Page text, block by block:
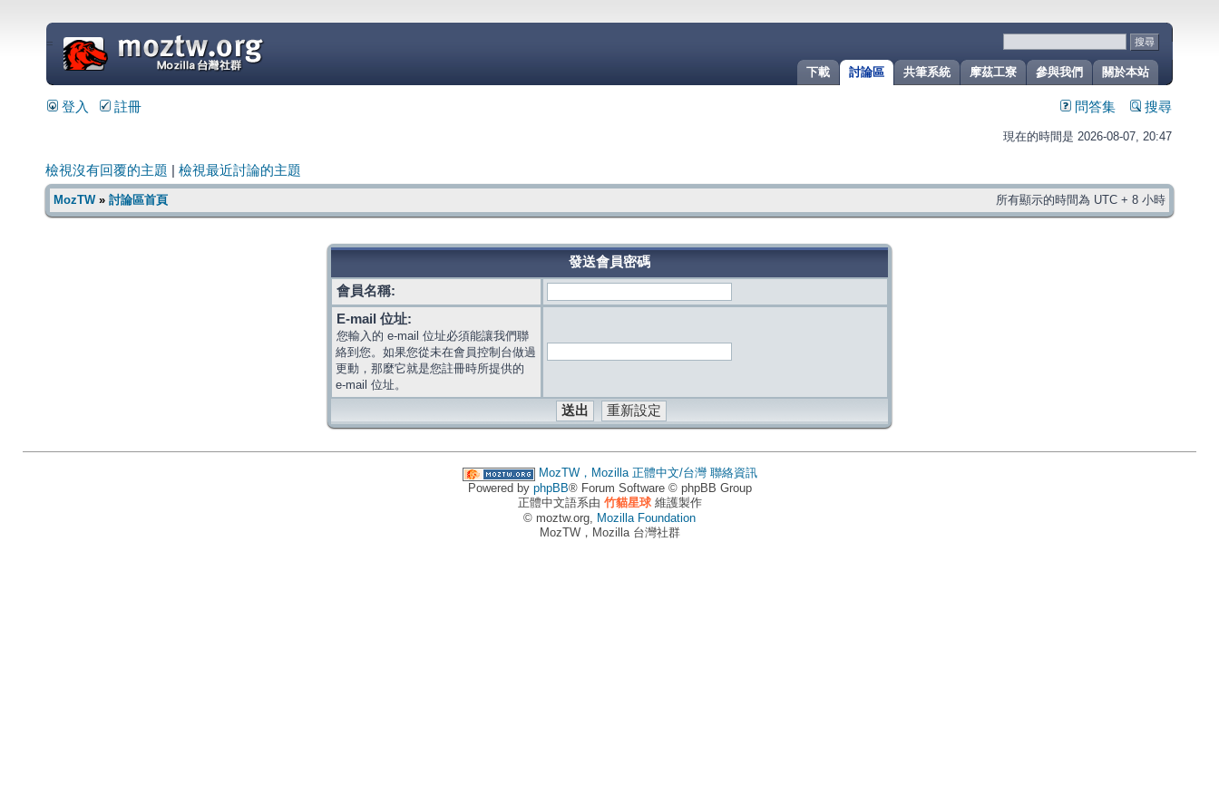
關於本站
參與我們
摩茲工寮
共筆系統
討論區
下載
=
登入 註冊 問答集 搜尋
現在的時間是 2026-08-07, 20:47
檢視沒有回覆的主題 檢視最近討論的主題
MozTW» 討論區首頁 所有顯示的時間為 UTC + 8 小時
發送會員密碼
會員名稱:
E-mail 位址:
您輸入的 e-mail 位址必須能讓我們聯
絡到您。如果您從未在會員控制台做過
更動，那麼它就是您註冊時所提供的
e-mail 位址。
MozTW，Mozilla 正體中文/台灣 聯絡資訊
Powered by phpBB® Forum Software © phpBB Group
正體中文語系由 竹貓星球維護製作
© moztw.org, Mozilla Foundation
MozTW，Mozilla 台灣社群